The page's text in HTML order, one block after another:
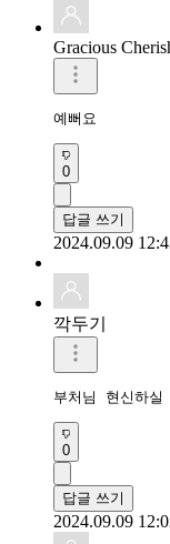
Gracious
예뻐요
0
답글 쓰기
2024.09.09
깍두기
부처님 현신하
0
답글 쓰기
2024.09.09